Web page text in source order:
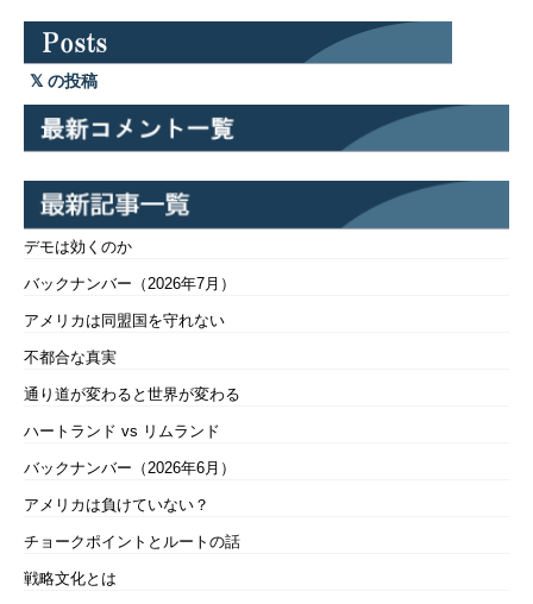
の投稿
デモは効くのか
バックナンバー（2026年7月）
アメリカは同盟国を守れない
不都合な真実
通り道が変わると世界が変わる
ハートランド vs リムランド
バックナンバー（2026年6月）
アメリカは負けていない？
チョークポイントとルートの話
戦略文化とは